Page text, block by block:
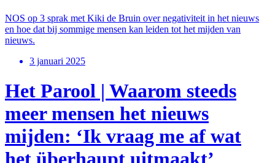
NOS op 3 sprak met Kiki de Bruin over negativiteit in het nieuws
en hoe dat bij sommige mensen kan leiden tot het mijden van
nieuws.
3 januari 2025
Het Parool | Waarom steeds
meer mensen het nieuws
mijden: ‘Ik vraag me af wat